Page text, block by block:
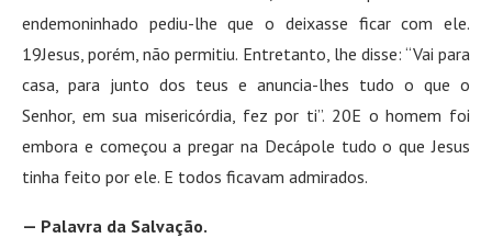
endemoninhado pediu-lhe que o deixasse ficar com ele.
19Jesus, porém, não permitiu. Entretanto, lhe disse: “Vai para
casa, para junto dos teus e anuncia-lhes tudo o que o
Senhor, em sua misericórdia, fez por ti”. 20E o homem foi
embora e começou a pregar na Decápole tudo o que Jesus
tinha feito por ele. E todos ficavam admirados.
— Palavra da Salvação.